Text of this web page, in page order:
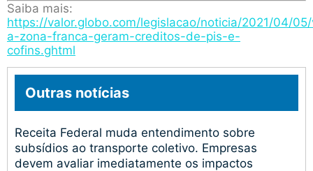
Saiba mais:
https://valor.globo.com/legislacao/noticia/2021/04/
a-zona-franca-geram-creditos-de-pis-e-
cofins.ghtml
Outras notícias
Receita Federal muda entendimento sobre
subsídios ao transporte coletivo. Empresas
devem avaliar imediatamente os impactos